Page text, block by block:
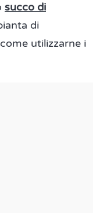
succo di
di
utilizzarne i